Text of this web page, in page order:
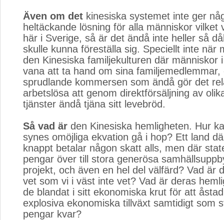
Även om det kinesiska systemet inte ger
heltäckande lösning för alla människor vilket
här i Sverige, så är det ändå inte heller så
skulle kunna föreställa sig. Speciellt inte när
den Kinesiska familjekulturen där människor
vana att ta hand om sina familjemedlemmar,
sprudlande kommersen som ändå gör det
arbetslösa att genom direktförsäljning av
tjänster ändå tjäna sitt levebröd.
Så vad är den Kinesiska hemligheten. Hur
synes omöjliga ekvation gå i hop? Ett land
knappt betalar någon skatt alls, men där
pengar över till stora generösa
projekt, och även en hel del välfärd? Vad är
vet som vi i väst inte vet? Vad är deras
de blandat i sitt ekonomiska krut för att
explosiva ekonomiska tillväxt samtidigt som
pengar kvar?